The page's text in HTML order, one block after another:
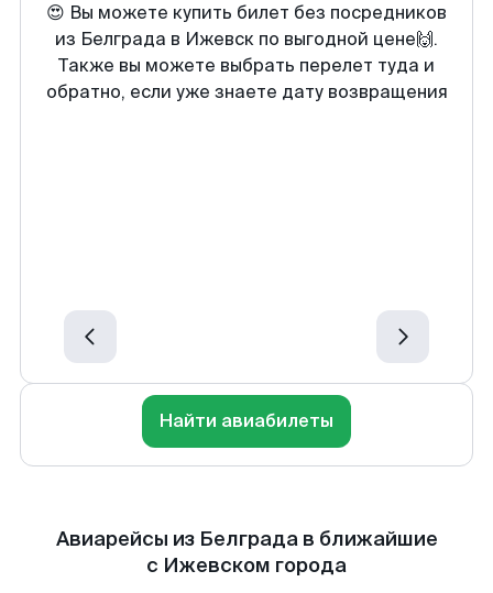
😍 Вы можете купить билет без посредников
из Белграда в Ижевск по выгодной цене🙌.
Также вы можете выбрать перелет туда и
обратно, если уже знаете дату возвращения
Найти авиабилеты
Авиарейсы из Белграда в ближайшие
с Ижевском города